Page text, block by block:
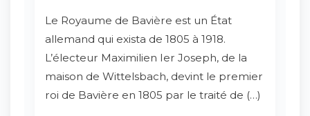
Le Royaume de Bavière est un État
allemand qui exista de 1805 à 1918.
L’électeur Maximilien Ier Joseph, de la
maison de Wittelsbach, devint le premier
roi de Bavière en 1805 par le traité de (…)